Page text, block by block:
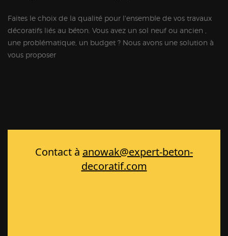
Faites le choix de la qualité pour l'ensemble de vos travaux
décoratifs liés au béton. Vous avez un sol neuf ou ancien ,
une problématique, un budget ? Nous avons une solution à
vous proposer